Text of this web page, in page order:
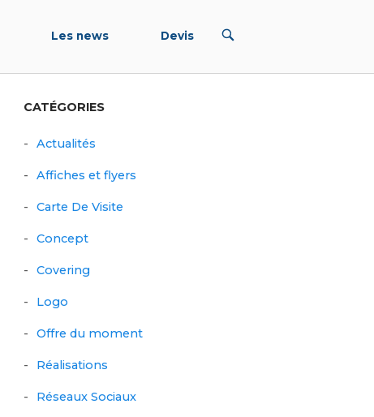
Les news Devis
OUVRIR
LA
CATÉGORIES
Actualités
Affiches et flyers
Carte De Visite
Concept
Covering
Logo
Offre du moment
Réalisations
Réseaux Sociaux